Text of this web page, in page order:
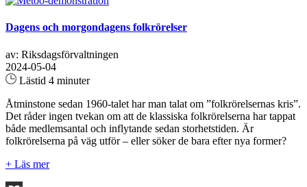
Dagens och morgondagens folkrörelser
av: Riksdagsförvaltningen
2024-05-04
Lästid 4 minuter
Åtminstone sedan 1960-talet har man talat om ”folkrörelsernas kris”.
Det råder ingen tvekan om att de klassiska folkrörelserna har tappat
både medlemsantal och inflytande sedan storhetstiden. Är
folkrörelserna på väg utför – eller söker de bara efter nya former?
+ Läs mer